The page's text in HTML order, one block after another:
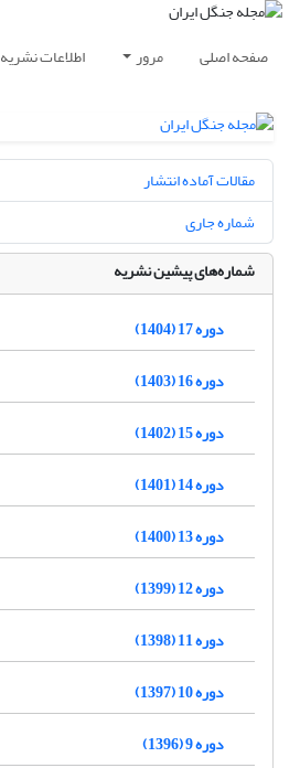
صفحه اصلی مرور اطلاعات نشریه
مقالات آماده انتشار
شماره جاری
شماره‌های پیشین نشریه
دوره 17 (1404)
دوره 16 (1403)
دوره 15 (1402)
دوره 14 (1401)
دوره 13 (1400)
دوره 12 (1399)
دوره 11 (1398)
دوره 10 (1397)
دوره 9 (1396)